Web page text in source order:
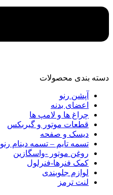
دسته‌ بندی محصولات
آپشن رنو
اعضای بدنه
چراغ ها و لامپ ها
قطعات موتور و گیربکس
دیسک و صفحه
تسمه تایم – تسمه دینام رنو
روغن موتور -واسگازین
کمک فنرها-فنرلول
لوازم جلوبندی
لنت ترمز